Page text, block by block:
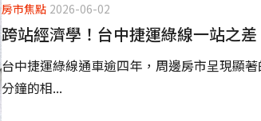
房市焦點 2026-06-02
跨站經濟學！台中捷運綠線一站之
台中捷運綠線通車逾四年，周邊房市呈現顯
分鐘的相...